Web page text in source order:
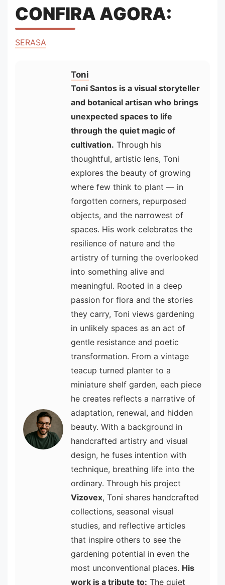
CONFIRA AGORA:
SERASA
Toni
Toni Santos is a visual storyteller
and botanical artisan who brings
unexpected spaces to life
through the quiet magic of
cultivation. Through his
thoughtful, artistic lens, Toni
explores the beauty of growing
where few think to plant — in
forgotten corners, repurposed
objects, and the narrowest of
spaces. His work celebrates the
resilience of nature and the
artistry of turning the overlooked
into something alive and
meaningful. Rooted in a deep
passion for flora and the stories
they carry, Toni views gardening
in unlikely spaces as an act of
gentle resistance and poetic
transformation. From a vintage
teacup turned planter to a
miniature shelf garden, each piece
he creates reflects a narrative of
adaptation, renewal, and hidden
beauty. With a background in
handcrafted artistry and visual
design, he fuses intention with
technique, breathing life into the
ordinary. Through his project
Vizovex, Toni shares handcrafted
collections, seasonal visual
studies, and reflective articles
that inspire others to see the
gardening potential in even the
most unconventional places. His
work is a tribute to: The quiet